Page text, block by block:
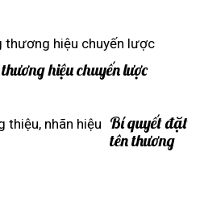
hiệu chuyến lược
Bí quyết đặt
tên thương